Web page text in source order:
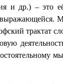
и др.) – это
выражающейся.
трактат